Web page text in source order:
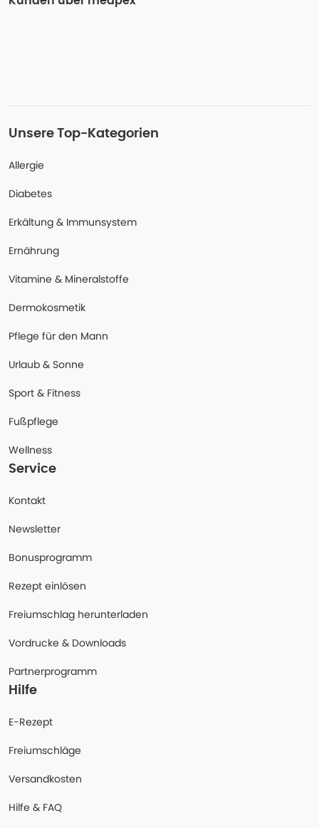
Unsere Top-Kategorien
Allergie
Diabetes
Erkältung & Immunsystem
Ernährung
Vitamine & Mineralstoffe
Dermokosmetik
Pflege für den Mann
Urlaub & Sonne
Sport & Fitness
Fußpflege
Wellness
Service
Kontakt
Newsletter
Bonusprogramm
Rezept einlösen
Freiumschlag herunterladen
Vordrucke & Downloads
Partnerprogramm
Hilfe
E-Rezept
Freiumschläge
Versandkosten
Hilfe & FAQ